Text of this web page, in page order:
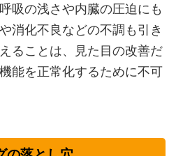
吸の浅さや内臓の圧迫にも
消化不良などの不調も引き
ることは、見た目の改善だ
能を正常化するために不可